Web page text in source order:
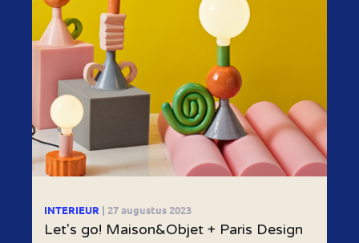
INTERIEUR | 27 augustus 2023
Let's go! Maison&Objet + Paris Design